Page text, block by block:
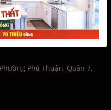
Phú Thuận, Quận 7,